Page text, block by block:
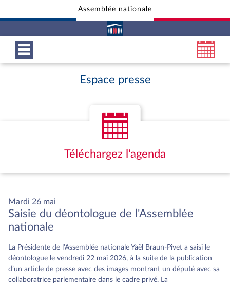
Aller en bas de la pageAssemblée nationale
Espace presse
Téléchargez l'agenda
Mardi 26 mai
Saisie du déontologue de l'Assemblée
nationale
La Présidente de l’Assemblée nationale Yaël Braun-Pivet a saisi le
déontologue le vendredi 22 mai 2026, à la suite de la publication
d’un article de presse avec des images montrant un député avec sa
collaboratrice parlementaire dans le cadre privé. La